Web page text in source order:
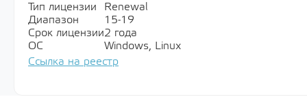
Тип лицензии
Renewal
Диапазон
15-19
Срок лицензии2 года
ОС
Windows, Linux
Ссылка на реестр